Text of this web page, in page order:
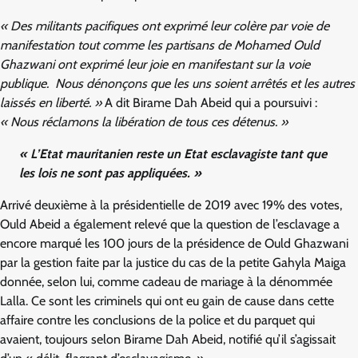
« Des militants pacifiques ont exprimé leur colère par voie de
manifestation tout comme les partisans de Mohamed Ould
Ghazwani ont exprimé leur joie en manifestant sur la voie
publique. Nous dénonçons que les uns soient arrêtés et les autres
laissés en liberté. »A dit Birame Dah Abeid qui a poursuivi :
« Nous réclamons la libération de tous ces détenus. »
« L’Etat mauritanien reste un Etat esclavagiste tant que
les lois ne sont pas appliquées. »
Arrivé deuxième à la présidentielle de 2019 avec 19% des votes,
Ould Abeid a également relevé que la question de l’esclavage a
encore marqué les 100 jours de la présidence de Ould Ghazwani
par la gestion faite par la justice du cas de la petite Gahyla Maiga
donnée, selon lui, comme cadeau de mariage à la dénommée
Lalla. Ce sont les criminels qui ont eu gain de cause dans cette
affaire contre les conclusions de la police et du parquet qui
avaient, toujours selon Birame Dah Abeid, notifié qu’il s’agissait